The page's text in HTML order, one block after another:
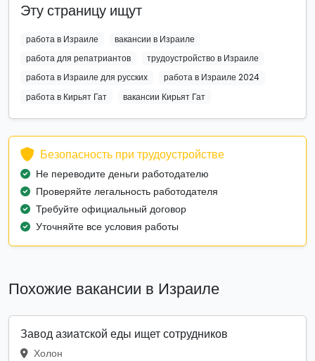
Эту страницу ищут
работа в Израиле
вакансии в Израиле
работа для репатриантов
трудоустройство в Израиле
работа в Израиле для русских
работа в Израиле 2024
работа в Кирьят Гат
вакансии Кирьят Гат
Безопасность при трудоустройстве
Не переводите деньги работодателю
Проверяйте легальность работодателя
Требуйте официальный договор
Уточняйте все условия работы
Похожие вакансии в Израиле
Завод азиатской еды ищет сотрудников
Холон